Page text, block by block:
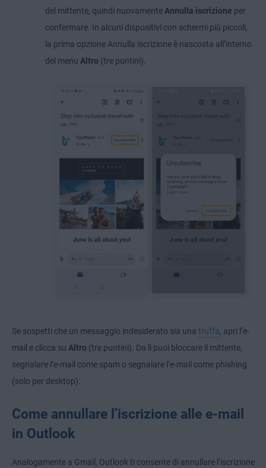
del mittente, quindi nuovamente Annulla iscrizione per
confermare. In alcuni dispositivi con schermi più piccoli,
la prima opzione Annulla iscrizione è nascosta all’interno
del menu Altro (tre puntini).
Se sospetti che un messaggio indesiderato sia una truffa, apri l’e-
mail e clicca su Altro (tre puntini). Da lì puoi bloccare il mittente,
segnalare l’e-mail come spam o segnalare l’e-mail come phishing
(solo per desktop).
Come annullare l’iscrizione alle e-mail
in Outlook
Analogamente a Gmail, Outlook ti consente di annullare l’iscrizione